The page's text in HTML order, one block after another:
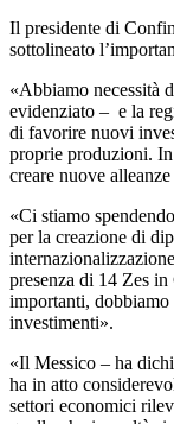
Il presidente di
sottolineato
«Abbiamo necessità
evidenziato – e la
di favorire nuovi
proprie produzioni.
creare nuove
«Ci stiamo
per la creazione di
presenza di 14 Zes
importanti, dobbiamo
investimenti».
«Il Messico – ha
ha in atto
settori economici